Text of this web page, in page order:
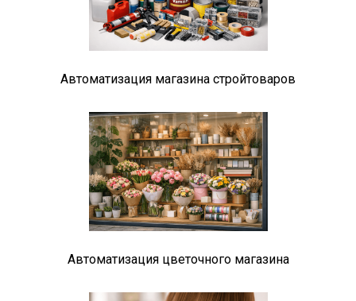
Автоматизация магазина стройтоваров
Автоматизация цветочного магазина